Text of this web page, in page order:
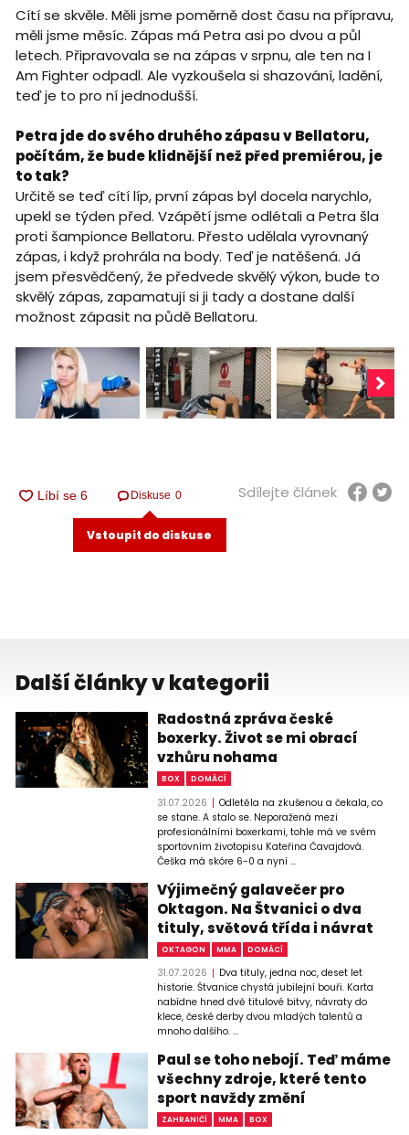
Cítí se skvěle. Měli jsme poměrně dost času na přípravu,
měli jsme měsíc. Zápas má Petra asi po dvou a půl
letech. Připravovala se na zápas v srpnu, ale ten na I
Am Fighter odpadl. Ale vyzkoušela si shazování, ladění,
teď je to pro ní jednodušší.
Petra jde do svého druhého zápasu v Bellatoru,
počítám, že bude klidnější než před premiérou, je
to tak?
Určitě se teď cítí líp, první zápas byl docela narychlo,
upekl se týden před. Vzápětí jsme odlétali a Petra šla
proti šampionce Bellatoru. Přesto udělala vyrovnaný
zápas, i když prohrála na body. Teď je natěšená. Já
jsem přesvědčený, že předvede skvělý výkon, bude to
skvělý zápas, zapamatují si ji tady a dostane další
možnost zápasit na půdě Bellatoru.
Diskuse 0
Vstoupit do diskuse
Sdílejte článek
Další články v kategorii
Radostná zpráva české
boxerky. Život se mi obrací
vzhůru nohama
BOX DOMÁCÍ
31.07.2026
Odletěla na zkušenou a čekala, co
se stane. A stalo se. Neporažená mezi
profesionálními boxerkami, tohle má ve svém
sportovním životopisu Kateřina Čavajdová.
Češka má skóre 6-0 a nyní ...
Výjimečný galavečer pro
Oktagon. Na Štvanici o dva
tituly, světová třída i návrat
OKTAGON MMA DOMÁCÍ
31.07.2026
Dva tituly, jedna noc, deset let
historie. Štvanice chystá jubilejní bouři. Karta
nabídne hned dvě titulové bitvy, návraty do
klece, české derby dvou mladých talentů a
mnoho dalšího. ...
Paul se toho nebojí. Teď máme
všechny zdroje, které tento
sport navždy změní
ZAHRANIČÍ MMA BOX